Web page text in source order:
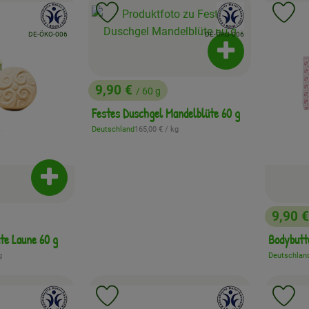
Laune 60 g
Produkt zum Warenkorb hinzufügen
, Verband:
, Kontrollstelle:
DE-ÖKO-006
hinzufügen
, Preis:
9,90 € / 60 g
Festes Duschgel Mandelblüte 60 g
, Herkunft:
Deutschland, Referenzpreis:
165,00 € / kg
Produkt zum
, Verband:
, Kontrollstelle:
DE-ÖKO-006
Produkt zu Favouriten hinzufügen
,
9,90 €
, Herkunft:
, Verband:
hinzufügen
, Verband:
Produkt zu Favouriten hinzufügen